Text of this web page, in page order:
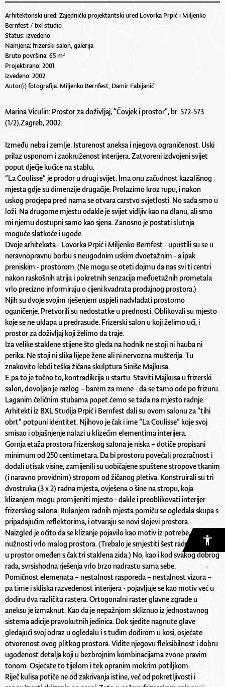
Arhitektonski ured: Zajednički projektantski ured Lovorka Prpić i Miljenko
Bernfest / bxl studio
Status: izvedeno
Namjena: frizerski salon, galerija
Bruto površina: 65 m²
Projektirano: 2001
Izvedeno: 2002
Autor(i) fotografija: Miljenko Bernfest, Damir Fabijanić
Marina Viculin: Prostor za doživljaj, “Čovjek i prostor”, br. 572-573
(1/2),Zagreb, 2002.
Između neba i zemlje. Isturenost aneksa i njegova ograničenost. Uski
prilaz usponom i zaokruženost interijera. Zatvoreni izdvojeni svijet
poput dječje kućice na stablu.
“La Coulisse” je prodor u drugi svijet. Ima onu začudnost kazališnog
mjesta gdje su dimenzije drugačije. Prolazimo kroz rupu, i nakon
uskog procjepa pred nama se otvara carstvo svjetlosti. No sada smo u
loži. Na drugome mjestu odakle je svijet vidljiv kao na dlanu, ali smo
mi njemu dostupni samo kao sjena. Zanosno je postati slutnja
moguće slatkoće i ugode.
Dvoje arhitekata - Lovorka Prpić i Miljenko Bernfest - upustili su se u
neravnopravnu borbu s neugodnim uskim dvoetažnim - a ipak
preniskim - prostorom. (Ne mogu se oteti dojmu da nas svi ti centri
nakon raskošnih atrija i pokretnih senzacija međuetažnih prometala
vrlo precizno informiraju o cijeni kvadrata prodajnog prostora.)
Njih su dvoje svojim rješenjem uspjeli nadvladati prostorno
oganičenje. Pretvorili su nedostatke u prednosti. Oblikovali su mjesto
koje se ne uklapa u predrasude. Frizerski salon u koji želimo ući, i
prostor za doživljaj koji želimo da traje.
Iza velike staklene stijene što gleda na hodnik ne stoji ni hauba ni
perika. Ne stoji ni slika lijepe žene ali ni nervozna mušterija. Tu
znakovito lebdi teška žičana skulptura Siniše Majkusa.
E pa to je točno to, kontradikcija u startu. Staviti Majkusa u frizerski
salon, dovoljan je razlog – barem za mene - da se tamo ode po frizuru.
Laganim čeličnim stubama popet ćemo se tada na mjesto radnje.
Arhitekti iz BXL Studija Prpić i Bernfest dali su ovom salonu za “tihi
obrt” potpuni identitet. Njihovo je čak i ime “La Coulisse” koje svoj
smisao i objašnjenje nalazi u klizećim elementima interijera.
Gornja etaža prostora frizerskog salona je niska – dotiče propisani
minimum od 250 centimetara. Da bi prostoru povećali prozračnost i
dodali utisak visine, zamijenili su uobičajene spuštene stropove tkanim
(i naravno providnim) stropom od žičanog pletiva. Konstruirali su tri
dvostruka (3 x 2) radna mjesta, ovješena o šine na stropu, koja
klizanjem mogu promijeniti mjesto - dakle i preoblikovati interijer
frizerskog salona. Rulanjem radnih mjesta pomiču se ogledala skupa s
pripadajućim reflektorima, i otvaraju se novi slojevi prostora.
Naizgled je očito da se klizanje pojavilo kao motiv iz potrebe, iz
nužnosti vrlo malog prostora. (Trebalo je smjestiti šest radnih mjesta
u prostor omeđen s čak tri staklena zida.) No, kao i kod svakog dobrog
rada, svrsishodna rješenja vrlo brzo nadrastu sama sebe.
Pomičnost elemenata – nestalnost rasporeda – nestalnost vizura –
pa time i skliska razvedenost interijera - pojavljuje se kao motiv već u
dodiru dva različita rastera. Ortogonalni raster glavne zgrade u
aneksu je izmaknut. Kao da je nepažnjom skliznuo iz jednostavnog
sistema adicije pravokutnih jedinica. Dok sjedite nagnute glave
gledajući svoj odraz u ogledalu i s tuđim dodirom u kosi, osjećate
otvorenost ovog plitkog prostora. Vidite njegovu fleksibilnost i dobru
ugođenost detalja koji u bezbrojnim kombinacijama zvone pravim
tonom. Osjećate to tijelom i tek opranim mokrim potiljkom.
Riječ kulisa potiče ne od zakrivanja istine, već od pokretljivosti i